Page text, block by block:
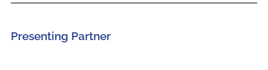
Presenting Partner